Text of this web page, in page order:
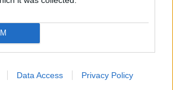
Data Access Privacy Policy
Η χιουμοριστική αναφορά
ενημερώθηκε για το